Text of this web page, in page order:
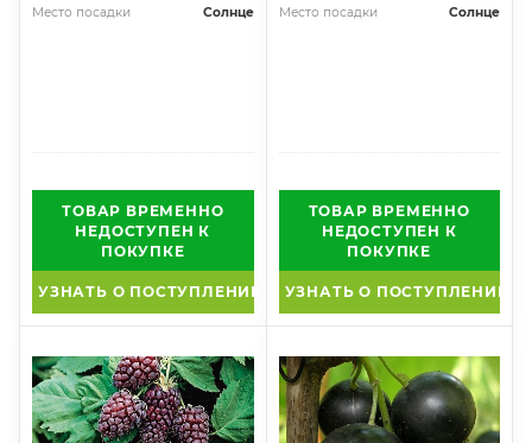
Место посадки Солнце
ТОВАР ВРЕМЕННО
НЕДОСТУПЕН К
ПОКУПКЕ
УЗНАТЬ О ПОСТУПЛЕНИИ
Место посадки Солнце
ТОВАР ВРЕМЕННО
НЕДОСТУПЕН К
ПОКУПКЕ
УЗНАТЬ О ПОСТУПЛЕНИИ